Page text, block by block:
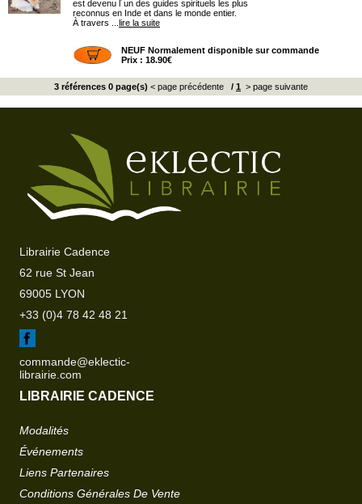
est devenu l´un des guides spirituels les plus
reconnus en Inde et dans le monde entier.
À travers ... lire la suite
NEUF Normalement disponible sur commande
Prix : 18.90€
3 références 0 page(s) < page précédente / 1 > page suivante
Librairie Cadence
62 rue St Jean
69005 LYON
+33 (0)4 78 42 48 21
commande@eklectic-
librairie.com
LIBRAIRIE CADENCE
Modalités
Événements
Liens Partenaires
Conditions Générales De Vente